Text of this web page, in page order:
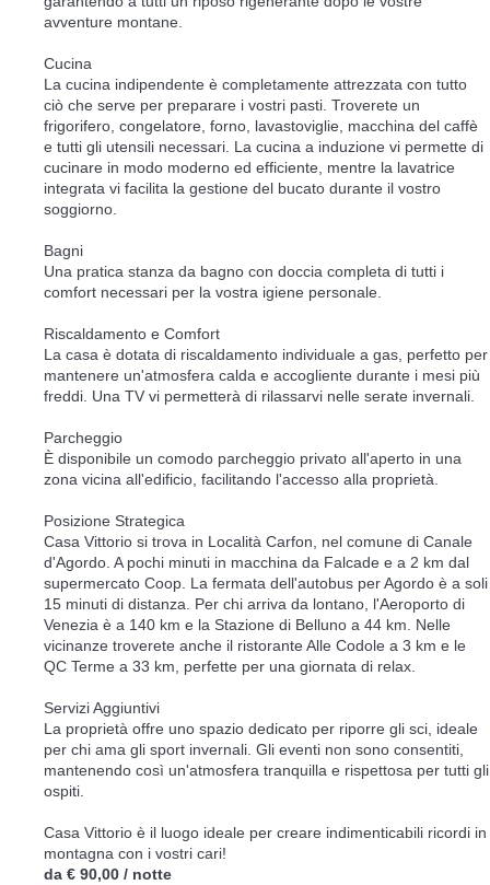
avventure montane.
Cucina
La cucina indipendente è completamente attrezzata con tutto
ciò che serve per preparare i vostri pasti. Troverete un
frigorifero, congelatore, forno, lavastoviglie, macchina del caffè
e tutti gli utensili necessari. La cucina a induzione vi permette di
cucinare in modo moderno ed efficiente, mentre la lavatrice
integrata vi facilita la gestione del bucato durante il vostro
soggiorno.
Bagni
Una pratica stanza da bagno con doccia completa di tutti i
comfort necessari per la vostra igiene personale.
Riscaldamento e Comfort
La casa è dotata di riscaldamento individuale a gas, perfetto per
mantenere un'atmosfera calda e accogliente durante i mesi più
freddi. Una TV vi permetterà di rilassarvi nelle serate invernali.
Parcheggio
È disponibile un comodo parcheggio privato all'aperto in una
zona vicina all'edificio, facilitando l'accesso alla proprietà.
Posizione Strategica
Casa Vittorio si trova in Località Carfon, nel comune di Canale
d'Agordo. A pochi minuti in macchina da Falcade e a 2 km dal
supermercato Coop. La fermata dell'autobus per Agordo è a soli
15 minuti di distanza. Per chi arriva da lontano, l'Aeroporto di
Venezia è a 140 km e la Stazione di Belluno a 44 km. Nelle
vicinanze troverete anche il ristorante Alle Codole a 3 km e le
QC Terme a 33 km, perfette per una giornata di relax.
Servizi Aggiuntivi
La proprietà offre uno spazio dedicato per riporre gli sci, ideale
per chi ama gli sport invernali. Gli eventi non sono consentiti,
mantenendo così un'atmosfera tranquilla e rispettosa per tutti gli
ospiti.
Casa Vittorio è il luogo ideale per creare indimenticabili ricordi in
montagna con i vostri cari!
da € 90,00 / notte